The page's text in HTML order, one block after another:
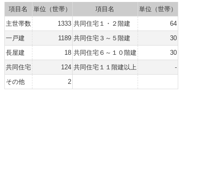
項目名 単位（世帯） 項目名
単位（世帯）
主世帯数
1333 共同住宅１・２階建
64
一戸建
1189 共同住宅３～５階建
30
長屋建
18 共同住宅６～１０階建
30
共同住宅
124 共同住宅１１階建以上
-
その他
2